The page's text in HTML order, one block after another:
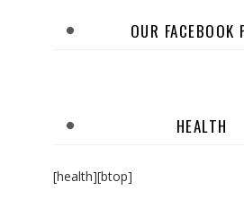
OUR FACEBOOK
HEALTH
[health][btop]